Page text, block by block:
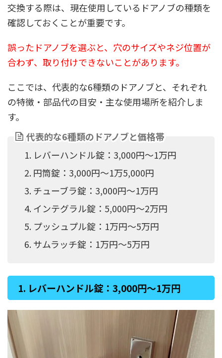
交換する際は、現在使用しているドアノブの種類を
確認しておくことが重要です。
誤ったドアノブを選ぶと、穴のサイズやネジ位置が
合わず、取り付けできないことがあります。
ここでは、代表的な6種類のドアノブと、それぞれ
の特徴・部品代の目安・主な使用場所を紹介しま
す。
代表的な6種類のドアノブと価格帯
レバーハンドル錠：3,000円〜1万円
円筒錠：3,000円〜1万5,000円
チューブラ錠：3,000円〜1万円
インテグラル錠：5,000円〜2万円
プッシュプル錠：1万円〜5万円
サムラッチ錠：1万円〜5万円
1. レバーハンドル錠：3,000円〜1万円